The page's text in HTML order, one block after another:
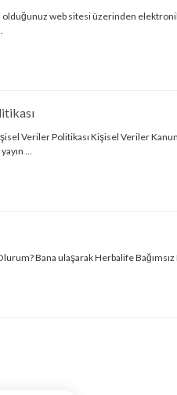
web sitesi üzerinden
Veriler Politikası Kişisel Veriler
...
Bana ulaşarak Herbalife